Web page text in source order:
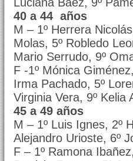
40 a 44 años
M – 1º Herrera
Molas, 5º Robledo
Mario Serrudo, 9º
F -1º Mónica
Irma Pachado, 5º
Virginia Vera, 9º Kelia
45 a 49 años
M – 1º Luis Ignes, 2º
Alejandro Urioste, 6º
F – 1º Ramona